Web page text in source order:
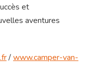
et
aventures
/www.camper-van-